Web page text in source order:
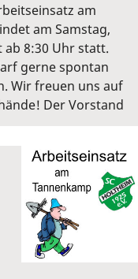
am
am Samstag,
ab 8:30 Uhr statt.
gerne spontan
Wir freuen uns auf
Der Vorstand